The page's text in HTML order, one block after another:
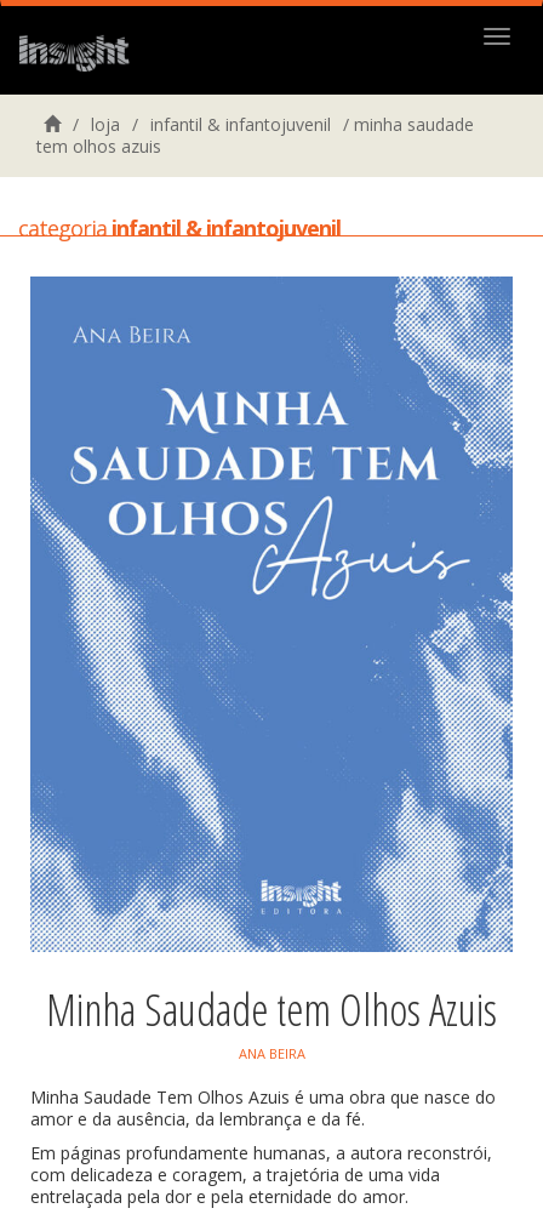
Menu
/ loja / infantil & infantojuvenil / minha saudade
tem olhos azuis
categoriainfantil & infantojuvenil
Minha Saudade tem Olhos Azuis
ANA BEIRA
Minha Saudade Tem Olhos Azuis é uma obra que nasce do
amor e da ausência, da lembrança e da fé.
Em páginas profundamente humanas, a autora reconstrói,
com delicadeza e coragem, a trajetória de uma vida
entrelaçada pela dor e pela eternidade do amor.